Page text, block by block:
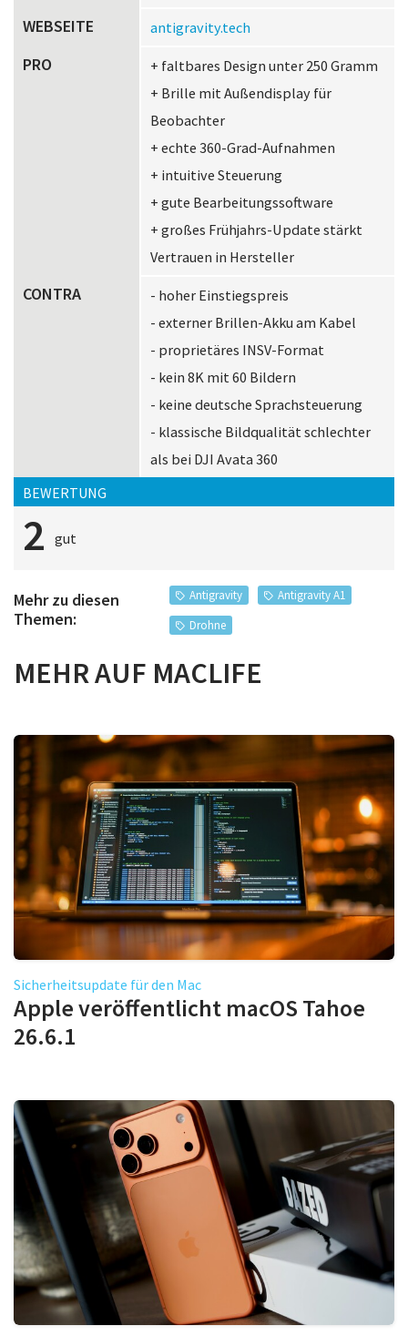
WEBSEITE antigravity.tech
PRO
+ faltbares Design unter 250 Gramm
+ Brille mit Außendisplay für
Beobachter
+ echte 360-Grad-Aufnahmen
+ intuitive Steuerung
+ gute Bearbeitungssoftware
+ großes Frühjahrs-Update stärkt
Vertrauen in Hersteller
CONTRA
- hoher Einstiegspreis
- externer Brillen-Akku am Kabel
- proprietäres INSV-Format
- kein 8K mit 60 Bildern
- keine deutsche Sprachsteuerung
- klassische Bildqualität schlechter
als bei DJI Avata 360
BEWERTUNG
2 gut
Mehr zu diesen
Themen:
Antigravity
Antigravity A1
Drohne
MEHR AUF MACLIFE
Sicherheitsupdate für den Mac
Apple veröffentlicht macOS Tahoe
26.6.1